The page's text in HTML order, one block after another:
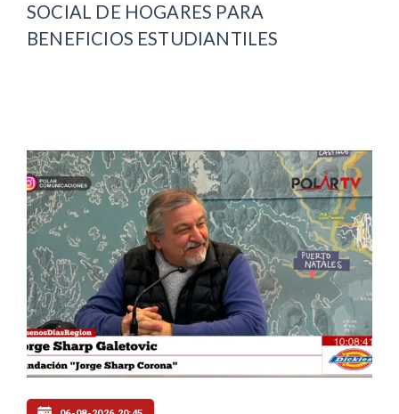
SOCIAL DE HOGARES PARA
BENEFICIOS ESTUDIANTILES